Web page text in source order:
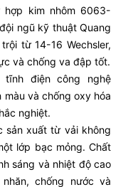
kim nhôm 6063-
ngũ kỹ thuật Quang
từ 14-16 Wechsler,
và chống va đập tốt.
điện công nghệ
màu và chống oxy hóa
nghiệt.
sản xuất từ vải không
lớp bạc mỏng. Chất
sáng và nhiệt độ cao
chống nước và